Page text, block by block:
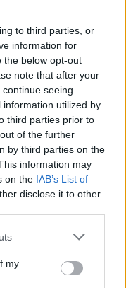
to third parties, or
information for
the below opt-out
note that after your
seeing
utilized by
third parties prior to
of the further
by third parties on the
information may
on the IAB’s List of
disclose it to other
one or more Google
You may click to
third-party tags to
my
παιδί γύριζε
Αυτός, όπως
από την
14χρονη.
γιατί
αλλά τον
γυναίκα και
από το μαγιό